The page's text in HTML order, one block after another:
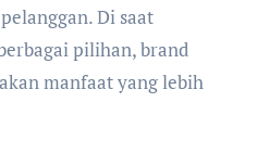
Di saat
pilihan, brand
manfaat yang lebih